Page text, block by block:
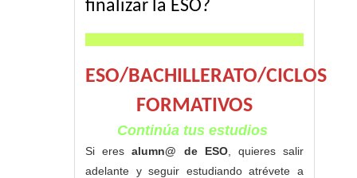
finalizar la ESO?
ESO/BACHILLERATO/CICLOS
FORMATIVOS
Continúa tus estudios
Si eresalumn@ de ESO, quieres salir
adelante y seguir estudiando atrévete a